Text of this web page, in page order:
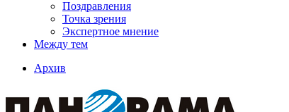
Поздравления
Точка зрения
Экспертное мнение
Между тем
Архив